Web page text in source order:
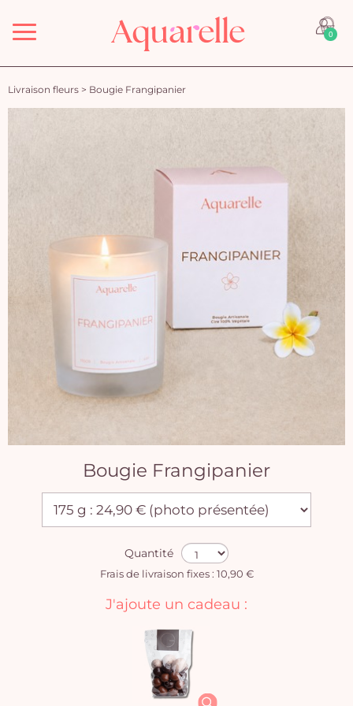
Menu 0
Livraison fleurs > Bougie Frangipanier
Bougie Frangipanier
Quantité
Frais de livraison fixes : 10,90 €
J'ajoute un cadeau :